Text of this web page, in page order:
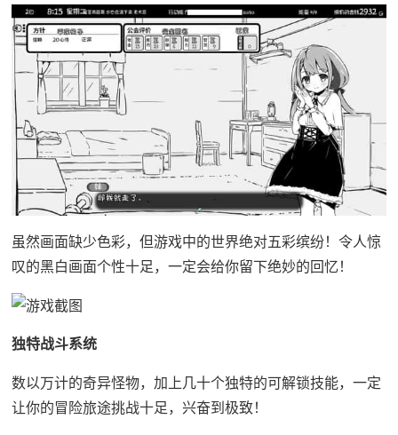
虽然画面缺少色彩，但游戏中的世界绝对五彩缤纷！令人惊
叹的黑白画面个性十足，一定会给你留下绝妙的回忆！
独特战斗系统
数以万计的奇异怪物，加上几十个独特的可解锁技能，一定
让你的冒险旅途挑战十足，兴奋到极致！